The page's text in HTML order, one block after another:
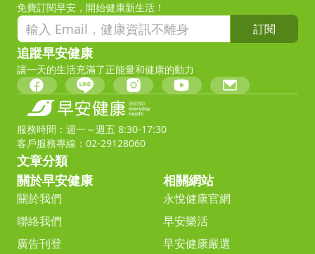
免費訂閱早安，開始健康新生活！
訂閱
追蹤早安健康
讓一天的生活充滿了正能量和健康的動力
服務時間：週一～週五 8:30-17:30
客戶服務專線：02-29128060
文章分類
關於早安健康
關於我們
聯絡我們
廣告刊登
相關網站
永悅健康官網
早安樂活
早安健康嚴選